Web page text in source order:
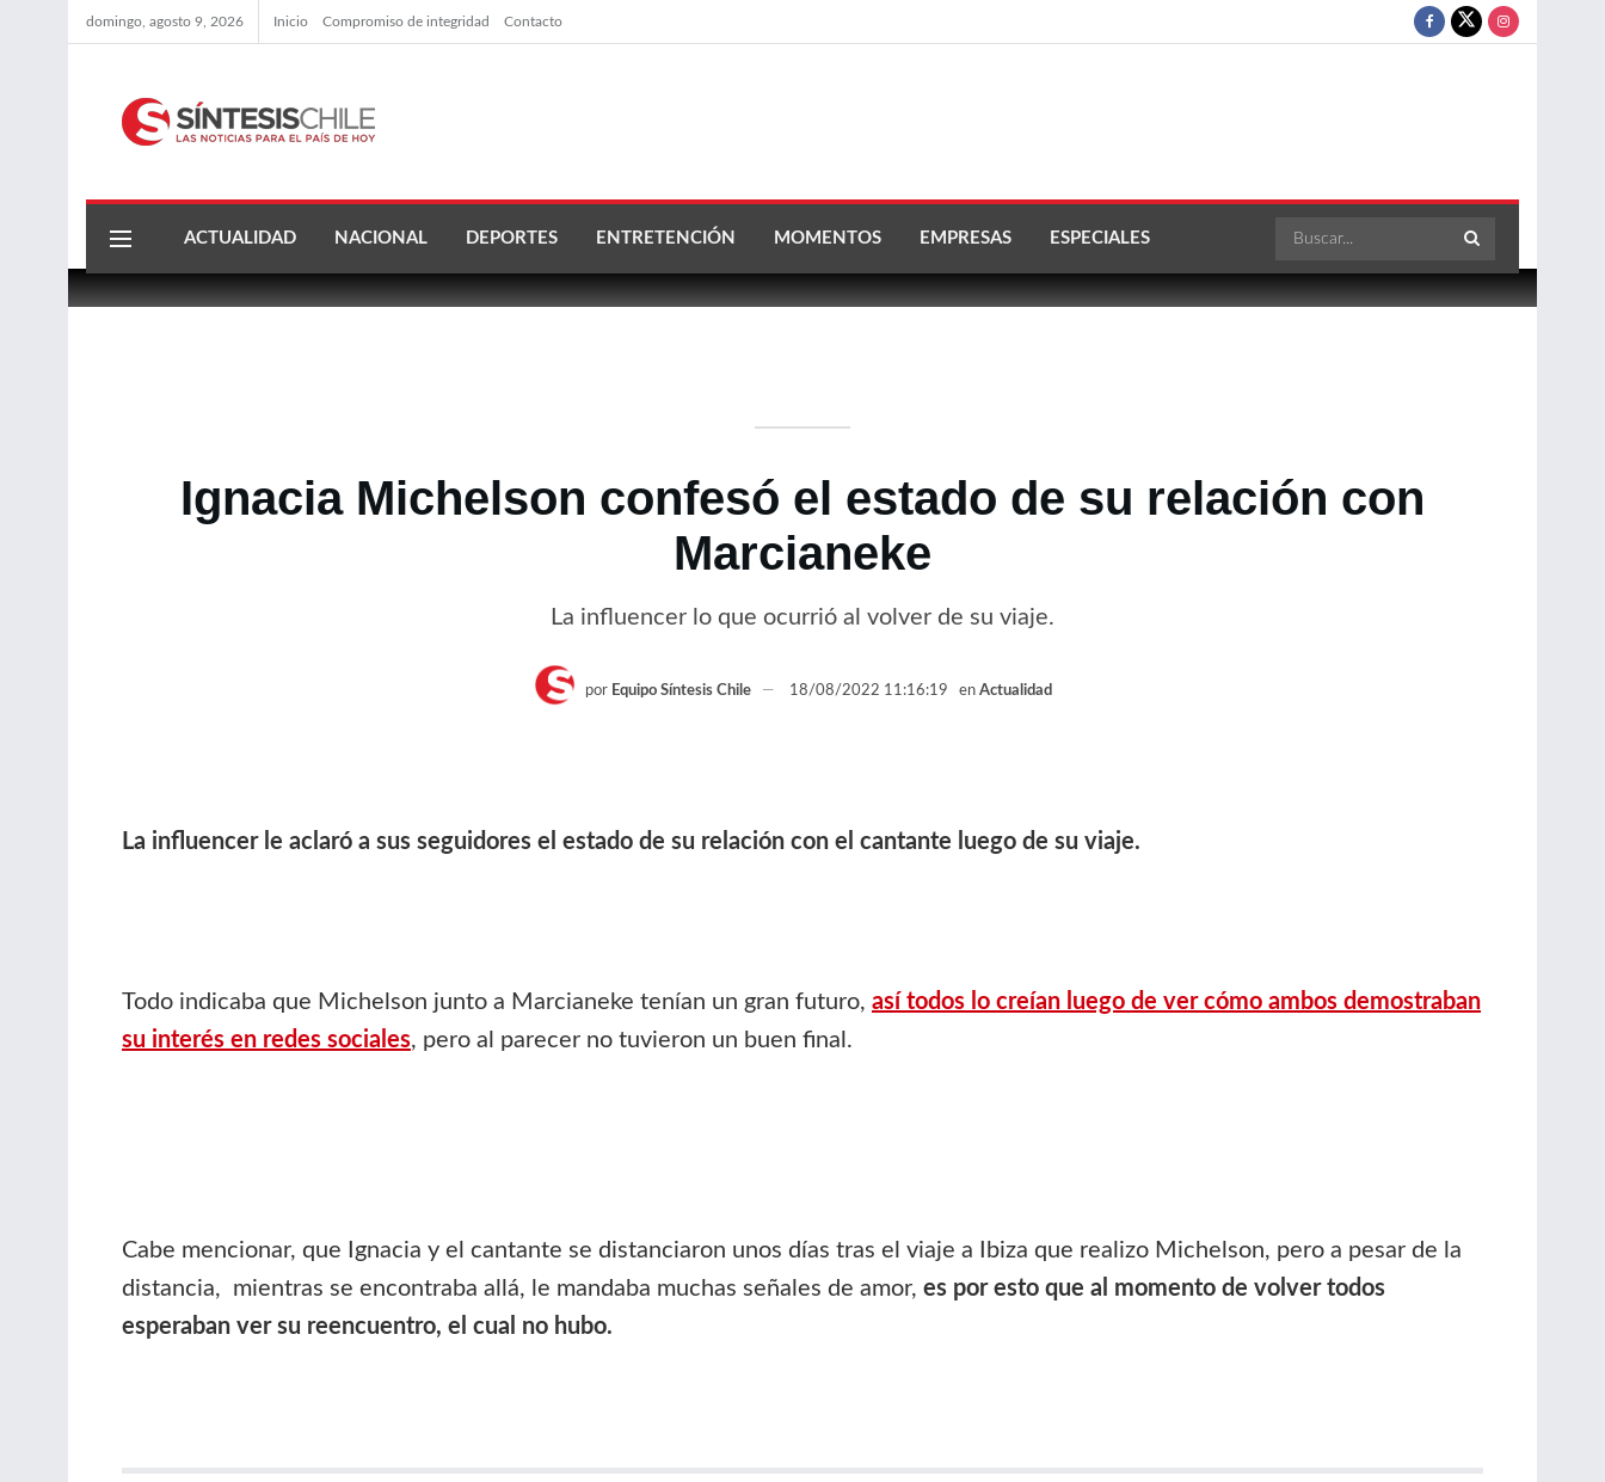
domingo, agosto 9, 2026 Inicio Compromiso de integridad Contacto
ACTUALIDAD NACIONAL DEPORTES ENTRETENCIÓN MOMENTOS EMPRESAS ESPECIALES
Ignacia Michelson confesó el estado de su relación con
Marcianeke
La influencer lo que ocurrió al volver de su viaje.
por Equipo Síntesis Chile 18/08/2022 11:16:19 en Actualidad
La influencer le aclaró a sus seguidores el estado de su relación con el cantante luego de su viaje.
Todo indicaba que Michelson junto a Marcianeke tenían un gran futuro, así todos lo creían luego de ver cómo ambos demostraban
su interés en redes sociales, pero al parecer no tuvieron un buen final.
Cabe mencionar, que Ignacia y el cantante se distanciaron unos días tras el viaje a Ibiza que realizo Michelson, pero a pesar de la
distancia, mientras se encontraba allá, le mandaba muchas señales de amor, es por esto que al momento de volver todos
esperaban ver su reencuentro, el cual no hubo.